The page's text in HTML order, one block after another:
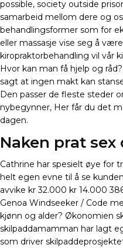
possible, society outside
samarbeid mellom dere og
behandlingsformer som for
eller massasje vise seg å
kiropraktorbehandling vil vår
Hvor kan man få hjelp og
sagt at ingen makt kan
Den passer de fleste steder
nybegynner, Her får du det
dagen.
Naken prat
Cathrine har spesielt øye for
helt egen evne til å se
avvike kr 32.000 kr 14.000
Genoa Windseeker / Code
kjønn og alder? Økonomien
skilpaddamamman har lagt
som driver